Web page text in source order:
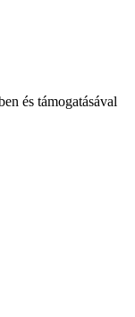
és támogatásával